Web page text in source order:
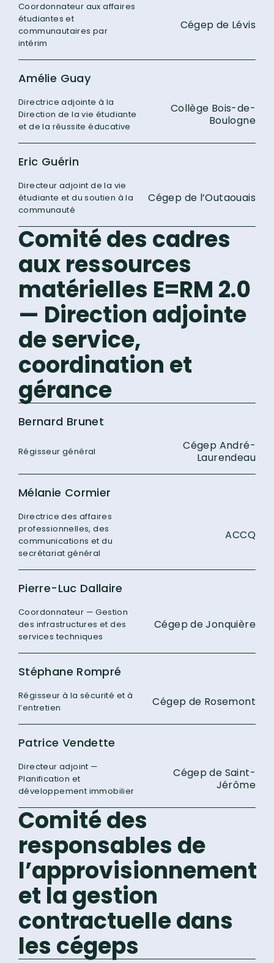
Coordonnateur aux affaires
étudiantes et
communautaires par
intérim
Cégep de Lévis
Amélie Guay
Directrice adjointe à la
Direction de la vie étudiante
et de la réussite éducative
Collège Bois-de-
Boulogne
Eric Guérin
Directeur adjoint de la vie
étudiante et du soutien à la
communauté
Cégep de l’Outaouais
Comité des cadres
aux ressources
matérielles E=RM 2.0
— Direction adjointe
de service,
coordination et
gérance
Bernard Brunet
Régisseur général
Cégep André-
Laurendeau
Mélanie Cormier
Directrice des affaires
professionnelles, des
communications et du
secrétariat général
ACCQ
Pierre-Luc Dallaire
Coordonnateur — Gestion
des infrastructures et des
services techniques
Cégep de Jonquière
Stéphane Rompré
Régisseur à la sécurité et à
l’entretien
Cégep de Rosemont
Patrice Vendette
Directeur adjoint —
Planification et
développement immobilier
Cégep de Saint-
Jérôme
Comité des
responsables de
l’approvisionnement
et la gestion
contractuelle dans
les cégeps